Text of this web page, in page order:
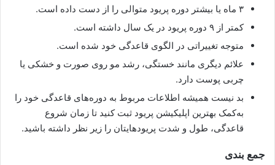
۳ ماه یا بیشتر دوره پریود متوالی را از دست داده‌ است.
کمتر از ۹ دوره پریود در یک سال داشته است.
متوجه تغییراتی در الگوی قاعدگی خود شده است.
علائم دیگری مانند خستگی، رشد مو روی صورت و خشکی یا
چربی پوست دارد.
بد نیست همیشه اطلاعات مربوط به دوره‌های قاعدگی خود را
به‌کمک بهترین اپلیکیشن پریود ثبت کنید تا زمان شروع
قاعدگی، طول و شدت پریودهایتان را زیر نظر داشته باشید.
جمع‌ بندی